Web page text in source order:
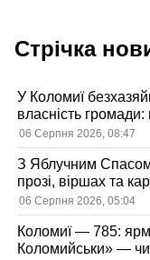
Стрічка
У Коломиї
власність
06 Серпня 2026, 08:47
З Яблучним
прозі, віршах та
06 Серпня 2026, 05:04
Коломиї — 785:
Коломийськи» —